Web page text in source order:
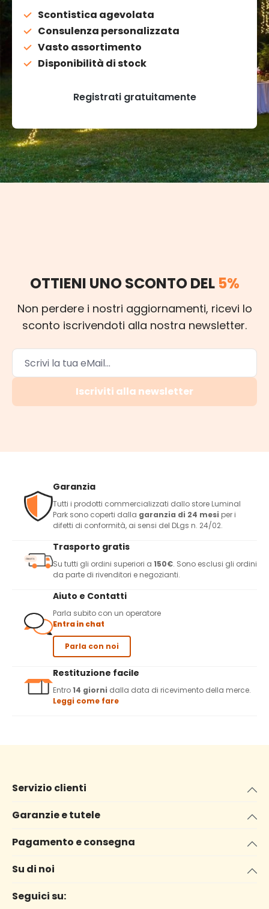
Scontistica agevolata
Consulenza personalizzata
Vasto assortimento
Disponibilità di stock
Registrati gratuitamente
OTTIENI UNO SCONTO DEL 5%
Non perdere i nostri aggiornamenti, ricevi lo
sconto iscrivendoti alla nostra newsletter.
Iscriviti alla newsletter
Garanzia
Tutti i prodotti commercializzati dallo store Luminal
Park sono coperti dalla garanzia di 24 mesi per i
difetti di conformità, ai sensi del DLgs n. 24/02.
Trasporto gratis
Su tutti gli ordini superiori a 150€. Sono esclusi gli ordini
da parte di rivenditori e negozianti.
Aiuto e Contatti
Parla subito con un operatore
Entra in chat
Parla con noi
Restituzione facile
Entro14 giorni dalla data di ricevimento della merce.
Leggi come fare
Servizio clienti
Garanzie e tutele
Pagamento e consegna
Su di noi
Seguici su: